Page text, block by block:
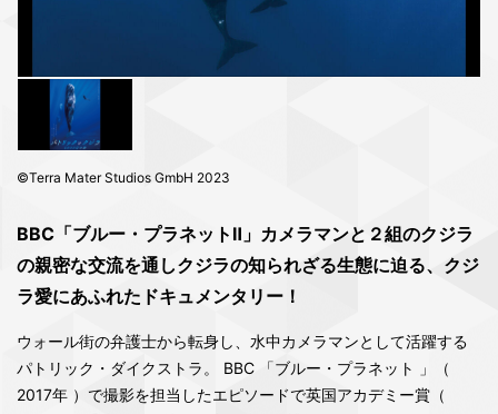
©Terra Mater Studios GmbH 2023
BBC「ブルー・プラネットⅡ」カメラマンと２組のクジラ
の親密な交流を通しクジラの知られざる生態に迫る、クジ
ラ愛にあふれたドキュメンタリー！
ウォール街の弁護士から転身し、水中カメラマンとして活躍する
パトリック・ダイクストラ。 BBC 「ブルー・プラネット 」（
2017年 ）で撮影を担当したエピソードで英国アカデミー賞（